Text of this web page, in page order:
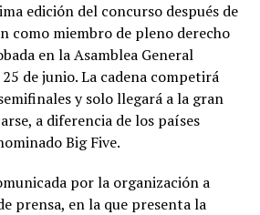
edición del concurso después de
como miembro de pleno derecho
en la Asamblea General
de junio. La cadena competirá
y solo llegará a la gran
a diferencia de los países
Big Five.
por la organización a
prensa, en la que presenta la